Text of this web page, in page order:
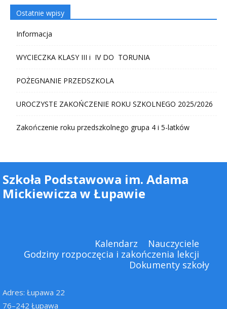
Ostatnie wpisy
Informacja
WYCIECZKA KLASY III i IV DO TORUNIA
POŻEGNANIE PRZEDSZKOLA
UROCZYSTE ZAKOŃCZENIE ROKU SZKOLNEGO 2025/2026
Zakończenie roku przedszkolnego grupa 4 i 5-latków
Szkoła Podstawowa im. Adama
Mickiewicza w Łupawie
Kalendarz
Nauczyciele
Godziny rozpoczęcia i zakończenia lekcji
Dokumenty szkoły
Adres: Łupawa 22
76–242 Łupawa